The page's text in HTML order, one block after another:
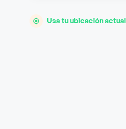
Usa tu ubicación actual